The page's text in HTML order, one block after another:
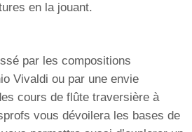
en la jouant.
par les compositions
Vivaldi ou par une envie
cours de flûte traversière à
vous dévoilera les bases de